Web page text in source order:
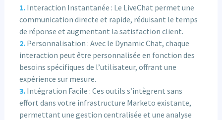
Interaction Instantanée : Le LiveChat permet une
communication directe et rapide, réduisant le temps
de réponse et augmentant la satisfaction client.
Personnalisation : Avec le Dynamic Chat, chaque
interaction peut être personnalisée en fonction des
besoins spécifiques de l’utilisateur, offrant une
expérience sur mesure.
Intégration Facile : Ces outils s’intègrent sans
effort dans votre infrastructure Marketo existante,
permettant une gestion centralisée et une analyse